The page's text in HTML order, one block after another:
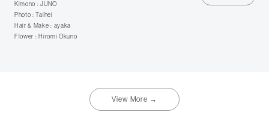
Kimono : JUNO
Photo : Taihei
Hair & Make : ayaka
Flower : Hiromi Okuno
View More →